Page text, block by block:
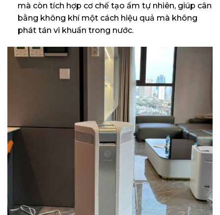
mà còn tích hợp cơ chế tạo ẩm tự nhiên, giúp cân
bằng không khí một cách hiệu quả mà không
phát tán vi khuẩn trong nước.